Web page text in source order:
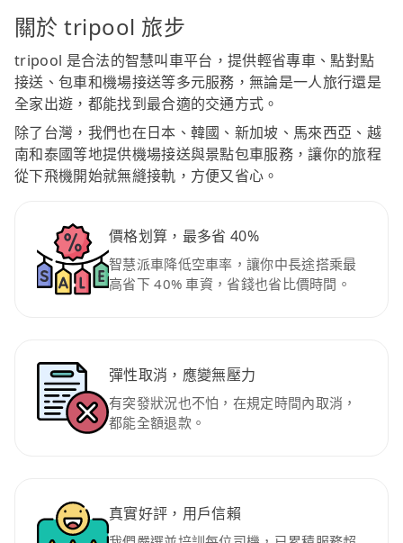
關於 tripool 旅步
tripool 是合法的智慧叫車平台，提供輕省專車、點對點
接送、包車和機場接送等多元服務，無論是一人旅行還是
全家出遊，都能找到最合適的交通方式。
除了台灣，我們也在日本、韓國、新加坡、馬來西亞、越
南和泰國等地提供機場接送與景點包車服務，讓你的旅程
從下飛機開始就無縫接軌，方便又省心。
價格划算，最多省 40%
智慧派車降低空車率，讓你中長途搭乘最
高省下 40% 車資，省錢也省比價時間。
彈性取消，應變無壓力
有突發狀況也不怕，在規定時間內取消，
都能全額退款。
真實好評，用戶信賴